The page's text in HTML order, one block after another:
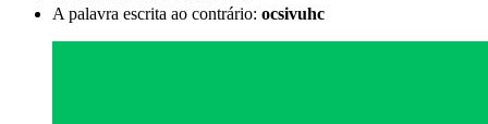
A palavra escrita ao contrário: ocsivuhc